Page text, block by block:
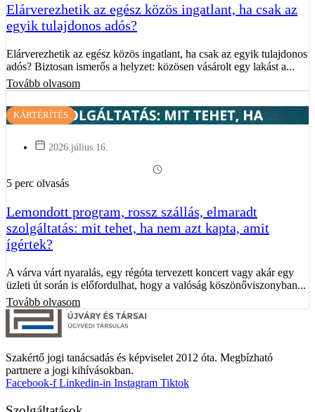
Elárverezhetik az egész közös ingatlant, ha csak az
egyik tulajdonos adós?
Elárverezhetik az egész közös ingatlant, ha csak az egyik tulajdonos
adós? Biztosan ismerős a helyzet: közösen vásárolt egy lakást a...
Tovább olvasom
KÁRTÉRÍTÉS
2026.július.16.
5 perc olvasás
Lemondott program, rossz szállás, elmaradt
szolgáltatás: mit tehet, ha nem azt kapta, amit
ígértek?
A várva várt nyaralás, egy régóta tervezett koncert vagy akár egy
üzleti út során is előfordulhat, hogy a valóság köszönőviszonyban...
Tovább olvasom
Szakértő jogi tanácsadás és képviselet 2012 óta. Megbízható
partnere a jogi kihívásokban.
Facebook-f Linkedin-in Instagram Tiktok